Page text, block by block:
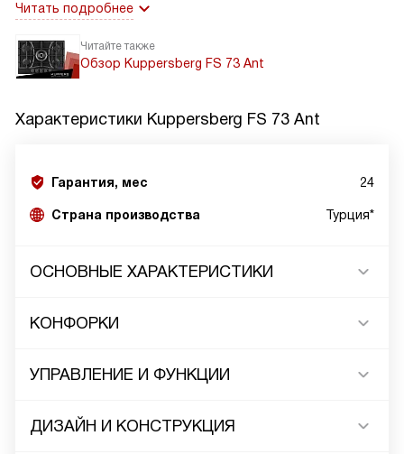
Читать подробнее
Читайте также
Обзор Kuppersberg FS 73 Ant
Характеристики Kuppersberg FS 73 Ant
Гарантия, мес 24
Страна производства Турция*
ОСНОВНЫЕ ХАРАКТЕРИСТИКИ
КОНФОРКИ
УПРАВЛЕНИЕ И ФУНКЦИИ
ДИЗАЙН И КОНСТРУКЦИЯ